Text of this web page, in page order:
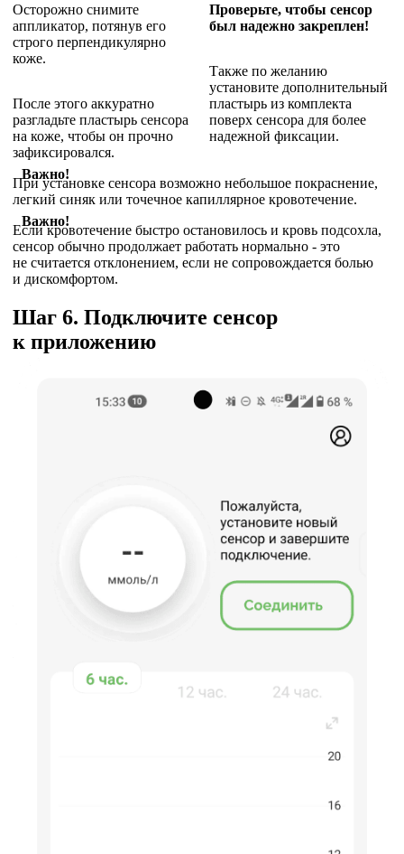
Осторожно снимите
аппликатор, потянув его
строго перпендикулярно
коже.
После этого аккуратно
разгладьте пластырь сенсора
на коже, чтобы он прочно
зафиксировался.
Проверьте, чтобы сенсор
был надежно закреплен!
Также по желанию
установите дополнительный
пластырь из комплекта
поверх сенсора для более
надежной фиксации.
Важно!
При установке сенсора возможно небольшое покраснение,
легкий синяк или точечное капиллярное кровотечение.
Важно!
Если кровотечение быстро остановилось и кровь подсохла,
сенсор обычно продолжает работать нормально - это
не считается отклонением, если не сопровождается болью
и дискомфортом.
Шаг 6. Подключите сенсор
к приложению